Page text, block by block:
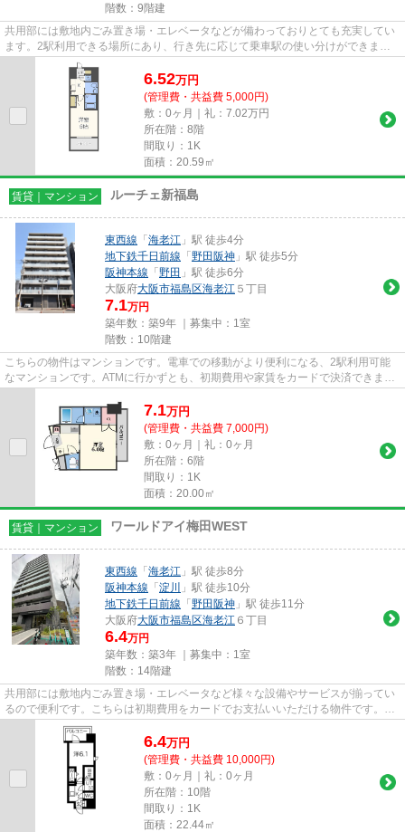
階数：9階建
共用部には敷地内ごみ置き場・エレベータなどが備わっておりとても充実してい
ます。2駅利用できる場所にあり、行き先に応じて乗車駅の使い分けができま
す。自走式の駐車場がある物件で...
6.52万円
(管理費・共益費 5,000円)
敷：0ヶ月｜礼：7.02万円
所在階：8階
間取り：1K
面積：20.59㎡
賃貸｜マンション ルーチェ新福島
東西線 「 海老江 」駅 徒歩4分
地下鉄千日前線 「 野田阪神 」駅 徒歩5分
阪神本線 「 野田 」駅 徒歩6分
大阪府大阪市福島区海老江 ５丁目
7.1万円
築年数：築9年 ｜募集中： 1室
階数：10階建
こちらの物件はマンションです。電車での移動がより便利になる、2駅利用可能
なマンションです。ATMに行かずとも、初期費用や家賃をカードで決済できま
7.1万円
(管理費・共益費 7,000円)
敷：0ヶ月｜礼：0ヶ月
所在階：6階
間取り：1K
面積：20.00㎡
賃貸｜マンション ワールドアイ梅田WEST
東西線 「 海老江 」駅 徒歩8分
阪神本線 「 淀川
」駅 徒歩10分
地下鉄千日前線 「 野田阪神 」駅 徒歩11分
大阪府大阪市福島区海老江 ６丁目
6.4万円
築年数：築3年 ｜募集中： 1室
階数：14階建
共用部には敷地内ごみ置き場・エレベータなど様々な設備やサービスが揃ってい
るので便利です。こちらは初期費用をカードでお支払いいただける物件です。こ
ちらの物件はマンションです...
6.4万円
(管理費・共益費 10,000円)
敷：0ヶ月｜礼：0ヶ月
所在階：10階
間取り：1K
面積：22.44㎡